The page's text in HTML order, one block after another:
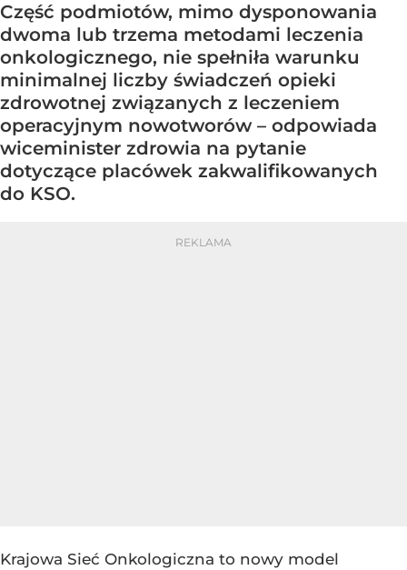
Część podmiotów, mimo dysponowania
dwoma lub trzema metodami leczenia
onkologicznego, nie spełniła warunku
minimalnej liczby świadczeń opieki
zdrowotnej związanych z leczeniem
operacyjnym nowotworów – odpowiada
wiceminister zdrowia na pytanie
dotyczące placówek zakwalifikowanych
do KSO.
Krajowa Sieć Onkologiczna to nowy model